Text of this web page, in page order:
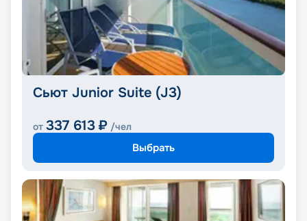
Сьют Junior Suite (J3)
от 337 613 ₽ /чел
Выбрать